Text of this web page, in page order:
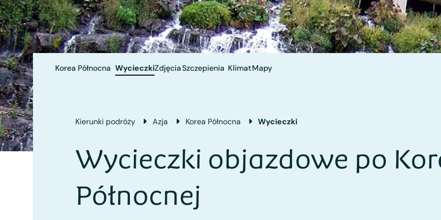
Korea Północna WycieczkiZdjęciaSzczepienia KlimatMapy
Kierunki podróży Azja Korea Północna Wycieczki
Wycieczki objazdowe po
Północnej